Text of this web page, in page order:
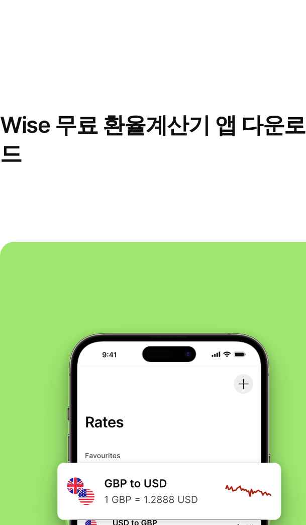
Wise 무료 환율계산기 앱 다운로
드